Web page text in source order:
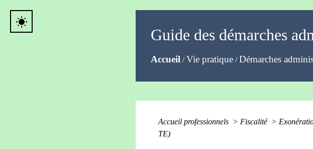
Guide des démarches
Accueil /Vie pratique /Démarches
wb_sunny
Accueil professionnels > Fiscalité >
TE)